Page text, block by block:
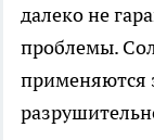
далеко не
проблемы.
применяются